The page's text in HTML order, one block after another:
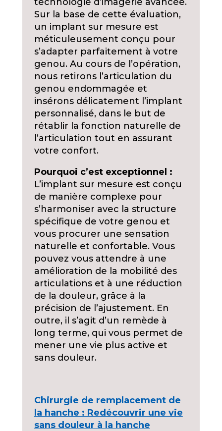
Sur la base de cette évaluation,
un implant sur mesure est
méticuleusement conçu pour
s’adapter parfaitement à votre
genou. Au cours de l’opération,
nous retirons l’articulation du
genou endommagée et
insérons délicatement l’implant
personnalisé, dans le but de
rétablir la fonction naturelle de
l’articulation tout en assurant
votre confort.
Pourquoi c’est exceptionnel :
L’implant sur mesure est conçu
de manière complexe pour
s’harmoniser avec la structure
spécifique de votre genou et
vous procurer une sensation
naturelle et confortable. Vous
pouvez vous attendre à une
amélioration de la mobilité des
articulations et à une réduction
de la douleur, grâce à la
précision de l’ajustement. En
outre, il s’agit d’un remède à
long terme, qui vous permet de
mener une vie plus active et
sans douleur.
Chirurgie de remplacement de
la hanche : Redécouvrir une vie
sans douleur à la hanche